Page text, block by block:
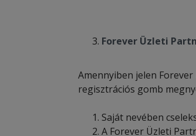
Forever Üzleti
Amennyiben jelen
regisztrációs gomb
Saját nevében
A Forever Üzleti